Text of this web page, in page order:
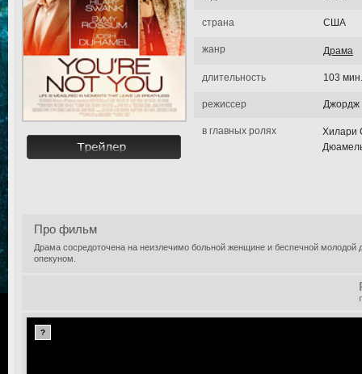
страна США
жанр Драма
длительность 103 мин.
режиссер
в главных ролях
Хилари
Про фильм
Драма сосредоточена на неизлечимо больной женщине и беспечной молодой
опекуном.
?